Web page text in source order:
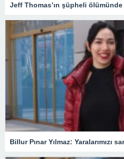
Billur Pınar Yılmaz: Yaralarımızı